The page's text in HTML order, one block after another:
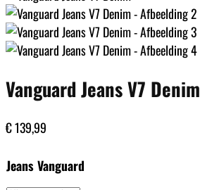
Vanguard Jeans V7 Denim
€139,99
Jeans Vanguard